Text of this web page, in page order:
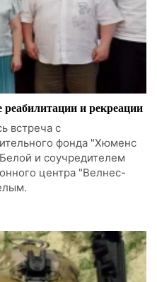
и рекреации
встреча с
фонда "Хюменс
и соучредителем
центра "Велнес-